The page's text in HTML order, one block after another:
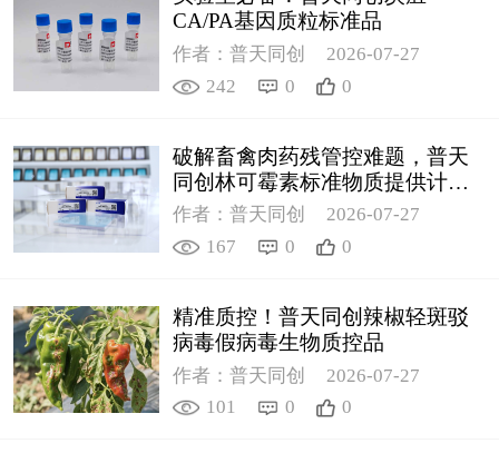
CA/PA基因质粒标准品
作者：普天同创
2026-07-27
242
0 0
破解畜禽肉药残管控难题，普天
同创林可霉素标准物质提供计量
支撑
作者：普天同创
2026-07-27
167
0 0
精准质控！普天同创辣椒轻斑驳
病毒假病毒生物质控品
作者：普天同创
2026-07-27
101
0 0